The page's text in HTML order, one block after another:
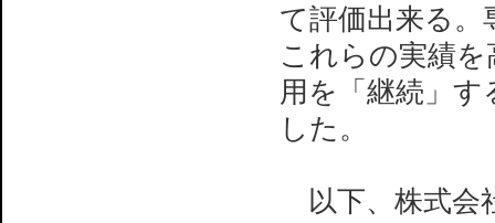
て評価出来る。
これらの実績
用を「継続」
した。
以下、株式会